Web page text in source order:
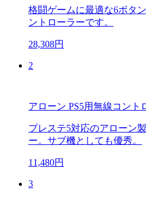
格闘ゲームに最適な6ボタ
ントローラーです。
28,308円
2
アローン PS5用無線コント
プレステ5対応のアローン
ー。サブ機としても優秀。
11,480円
3